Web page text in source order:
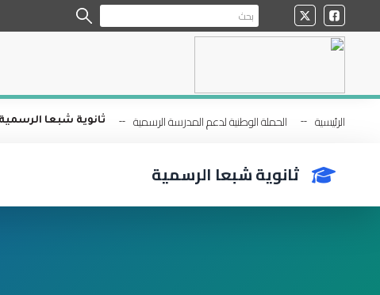
الرئيسية الحملة الوطنية لدعم المدرسة الرسمية ثانوية شبعا الرسمية
ثانوية شبعا الرسمية